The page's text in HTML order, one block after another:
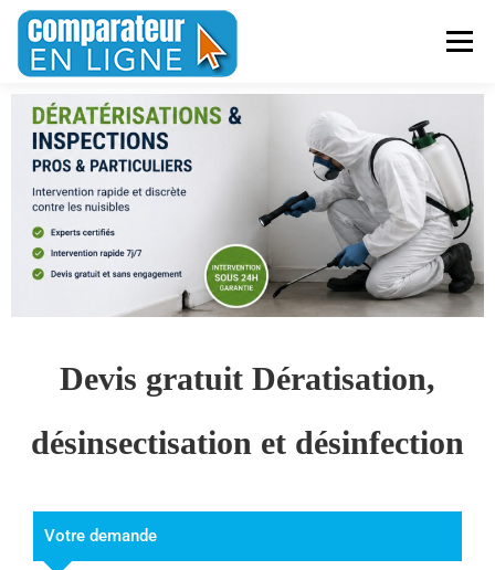
Menu
ASSURANCES ET MUTUELLES TRAVAUX
FINANCE MENTIONS LÉGALES
Devis gratuit Dératisation,
désinsectisation et désinfection
Votre demande